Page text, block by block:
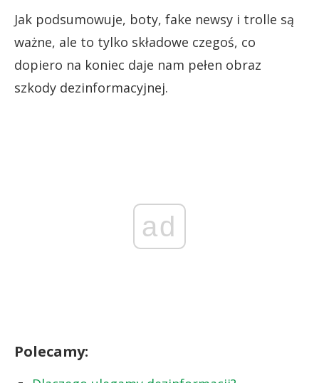
Jak podsumowuje, boty, fake newsy i trolle są
ważne, ale to tylko składowe czegoś, co
dopiero na koniec daje nam pełen obraz
szkody dezinformacyjnej.
ad
Polecamy: